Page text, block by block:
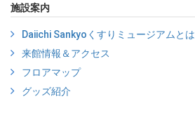
施設案内
Daiichi Sankyoくすりミュージアムとは
来館情報＆アクセス
フロアマップ
グッズ紹介